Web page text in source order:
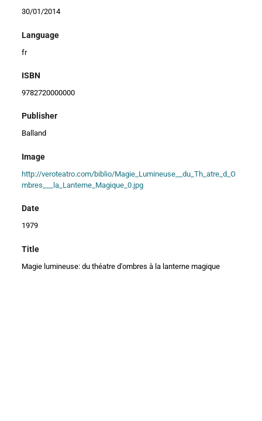
30/01/2014
Language
fr
ISBN
9782720000000
Publisher
Balland
Image
http://veroteatro.com/biblio/Magie_Lumineuse__du_Th_atre_d_O
mbres___la_Lanterne_Magique_0.jpg
Date
1979
Title
Magie lumineuse: du théatre d'ombres à la lanterne magique